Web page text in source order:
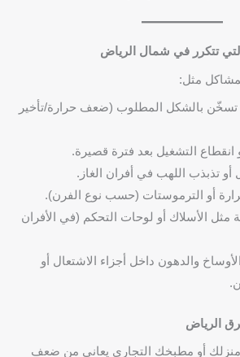
تتكرر في شمال الرياض
مثل:
تسخّن بالشكل المطلوب (ضعف حرارة/تأخير
انقطاع التشغيل بعد فترة قصيرة.
تذبذب اللهب في أفران الغاز.
أو الترموستات (حسب نوع الفرن).
مثل الأسلاك أو لوحات التحكم (في الأفران
والدهون داخل أجزاء الاشتعال أو
الرياض
منزلك أو مطبخك التجاري يعاني من ضعف